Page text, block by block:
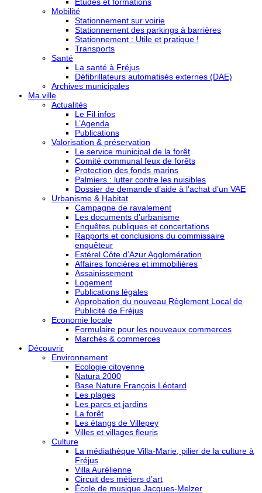
Mobilité
Stationnement sur voirie
Stationnement des parkings à barrières
Stationnement : Utile et pratique !
Transports
Santé
La santé à Fréjus
Défibrillateurs automatisés externes (DAE)
Archives municipales
Ma ville
Actualités
Le Fil infos
L’Agenda
Publications
Valorisation & préservation
Le service municipal de la forêt
Comité communal feux de forêts
Protection des fonds marins
Palmiers : lutter contre les nuisibles
Dossier de demande d’aide à l’achat d’un VAE
Urbanisme & Habitat
Campagne de ravalement
Les documents d’urbanisme
Enquêtes publiques et concertations
Rapports et conclusions du commissaire
enquêteur
Estérel Côte d’Azur Agglomération
Affaires foncières et immobilières
Assainissement
Logement
Publications légales
Approbation du nouveau Règlement Local de
Publicité de Fréjus
Economie locale
Formulaire pour les nouveaux commerces
Marchés & commerces
Découvrir
Environnement
Ecologie citoyenne
Natura 2000
Base Nature François Léotard
Les plages
Les parcs et jardins
La forêt
Les étangs de Villepey
Villes et villages fleuris
Culture
La médiathèque Villa-Marie, pilier de la culture à
Fréjus
Villa Aurélienne
Circuit des métiers d’art
École de musique Jacques-Melzer